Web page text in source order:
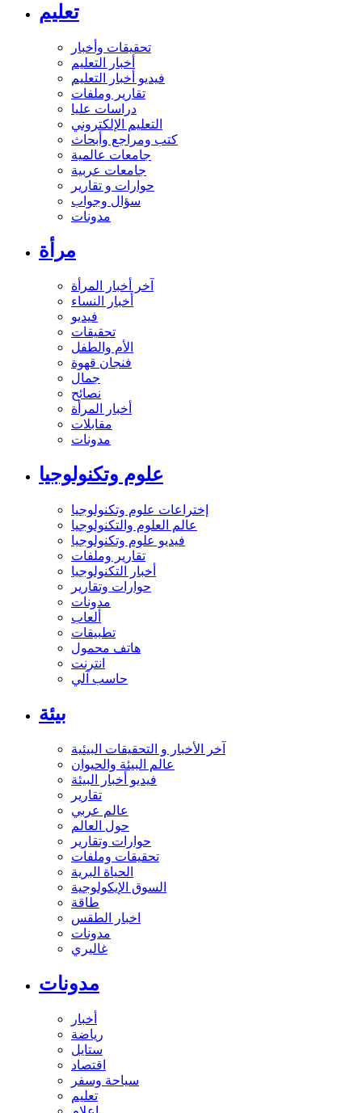
تعليم
تحقيقات وأخبار
أخبار التعليم
فيديو أخبار التعليم
تقارير وملفات
دراسات عليا
التعليم الإلكتروني
كتب ومراجع وأبحاث
جامعات عالمية
جامعات عربية
حوارات و تقارير
سؤال وجواب
مدونات
مرأة
آخر أخبار المرأة
أخبار النساء
فيديو
تحقيقات
الأم والطفل
فنجان قهوة
جمال
نصائح
أخبار المرأة
مقابلات
مدونات
علوم وتكنولوجيا
إختراعات علوم وتكنولوجيا
عالم العلوم والتكنولوجيا
فيديو علوم وتكنولوجيا
تقارير وملفات
أخبار التكنولوجيا
حوارات وتقارير
مدونات
ألعاب
تطبيقات
هاتف محمول
انترنت
حاسب آلي
بيئة
آخر الأخبار و التحقيقات البيئية
عالم البيئة والحيوان
فيديو أخبار البيئة
تقارير
عالم عربي
حول العالم
حوارات وتقارير
تحقيقات وملفات
الحياة البرية
السوق الإيكولوجية
طاقة
اخبار الطقس
مدونات
غاليري
مدونات
أخبار
رياضة
ستايل
اقتصاد
سياحة وسفر
تعليم